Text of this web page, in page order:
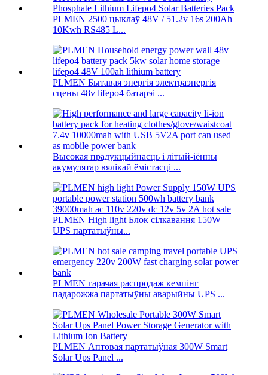
PLMEN 2500 цыклаў 48V / 51.2v 16s 200Ah
10Kwh RS485 L...
PLMEN Бытавая энергія электраэнергія
сцены 48v lifepo4 батарэі ...
Высокая прадукцыйнасць і літый-іённы
акумулятар вялікай ёмістасці ...
PLMEN High light Блок сілкавання 150W
UPS партатыўны...
PLMEN гарачая распродаж кемпінг
падарожжа партатыўны аварыйны UPS ...
PLMEN Аптовая партатыўная 300W Smart
Solar Ups Panel ...